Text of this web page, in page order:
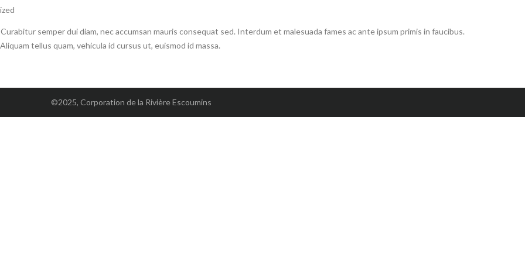
semper dui diam, nec accumsan mauris consequat sed. Interdum et malesuada fames ac ante ipsum primis in faucibus.
tellus quam, vehicula id cursus ut, euismod id massa.
©2025, Corporation de la Rivière Escoumins